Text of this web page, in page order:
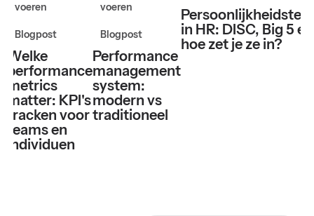
voeren
Blogpost
Welke
performance
metrics
matter: KPI's
tracken voor
teams en
individuen
voeren
Blogpost
Performance
management
system:
modern vs
traditioneel
in HR: DISC, Big 5 en
hoe zet je ze in?